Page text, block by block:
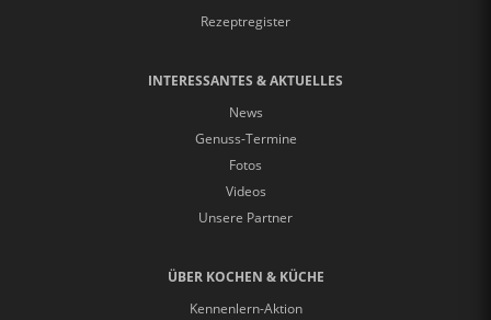
Rezeptregister
INTERESSANTES & AKTUELLES
News
Genuss-Termine
Fotos
Videos
Unsere Partner
ÜBER KOCHEN & KÜCHE
Kennenlern-Aktion